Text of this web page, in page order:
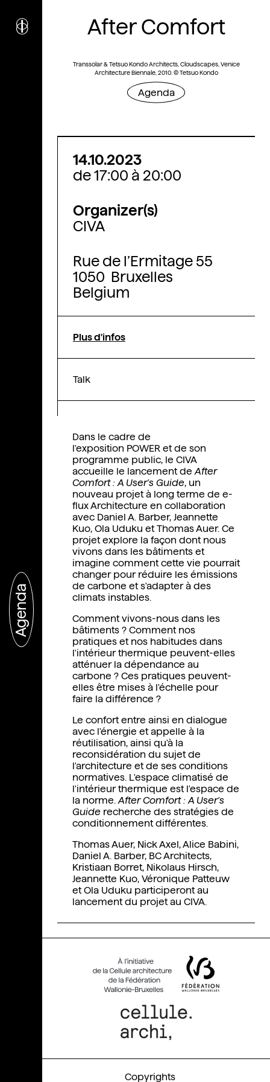
Agenda
i nstitutculturel
Wallonie-Bruxelles
After Comfort
Transsolar & Tetsuo Kondo Architects, Cloudscapes, Venice
Architecture Biennale, 2010. © Tetsuo Kondo
Agenda
Dans le cadre de
l'exposition POWER et de son
programme public, le CIVA
accueille le lancement de After
Comfort : A User's Guide, un
nouveau projet à long terme de e-
flux Architecture en collaboration
avec Daniel A. Barber, Jeannette
Kuo, Ola Uduku et Thomas Auer. Ce
projet explore la façon dont nous
vivons dans les bâtiments et
imagine comment cette vie pourrait
changer pour réduire les émissions
de carbone et s'adapter à des
climats instables.
Comment vivons-nous dans les
bâtiments ? Comment nos
pratiques et nos habitudes dans
l'intérieur thermique peuvent-elles
atténuer la dépendance au
carbone ? Ces pratiques peuvent-
elles être mises à l'échelle pour
faire la différence ?
Le confort entre ainsi en dialogue
avec l'énergie et appelle à la
réutilisation, ainsi qu'à la
reconsidération du sujet de
l'architecture et de ses conditions
normatives. L'espace climatisé de
l'intérieur thermique est l'espace de
la norme. After Comfort : A User's
Guide recherche des stratégies de
conditionnement différentes.
Thomas Auer, Nick Axel, Alice Babini,
Daniel A. Barber, BC Architects,
Kristiaan Borret, Nikolaus Hirsch,
Jeannette Kuo, Véronique Patteuw
et Ola Uduku participeront au
lancement du projet au CIVA.
14.10.2023
de 17:00 à 20:00
Organizer(s)
CIVA
Rue de l’Ermitage 55
1050 Bruxelles
Belgium
Plus d'infos
Talk